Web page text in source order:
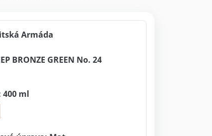
Armáda
BRONZE GREEN No. 24
400 ml